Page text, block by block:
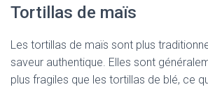
Tortillas de maïs
Les tortillas de maïs sont plus
saveur authentique. Elles sont
plus fragiles que les tortillas de blé, ce